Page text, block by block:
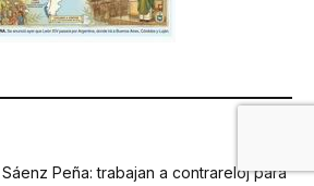
Peña: trabajan a contrareloj para